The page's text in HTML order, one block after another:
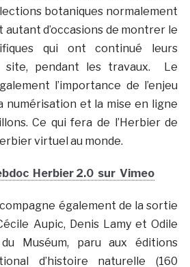
botaniques normalement
d’occasions de montrer le
qui ont continué leurs
site, pendant les travaux. Le
l’importance de l’enjeu
numérisation et la mise en ligne
Ce qui fera de l’Herbier de
virtuel au monde.
Herbier 2.0 sur Vimeo
également de la sortie
Aupic, Denis Lamy et Odile
Muséum, paru aux éditions
d’histoire naturelle (160